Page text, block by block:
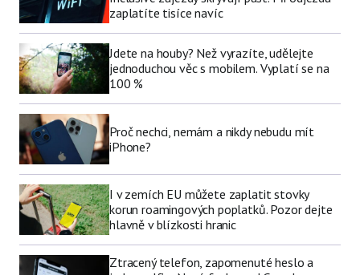
zaplatíte tisíce navíc
Jdete na houby? Než vyrazíte, udělejte
jednoduchou věc s mobilem. Vyplatí se na
100 %
Proč nechci, nemám a nikdy nebudu mít
iPhone?
I v zemích EU můžete zaplatit stovky
korun roamingových poplatků. Pozor dejte
hlavně v blízkosti hranic
Ztracený telefon, zapomenuté heslo a